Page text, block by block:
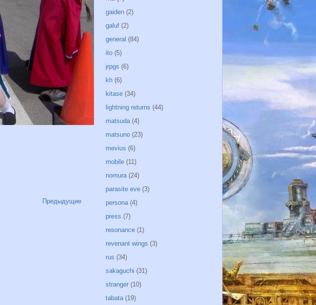
Предыдущие
gaiden (2)
galuf (2)
general (84)
ito (5)
jrpgs (6)
kh (6)
kitase (34)
lightning returns (44)
matsuda (4)
matsuno (23)
mevius (6)
mobile (11)
nomura (24)
parasite eve (3)
persona (4)
press (7)
resonance (1)
revenant wings (3)
rus (34)
sakaguchi (31)
stranger (10)
tabata (19)